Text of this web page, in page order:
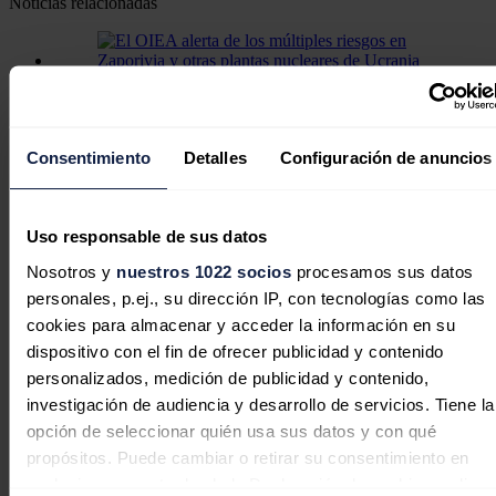
Consentimiento Detalles Configuración de anuncios
Uso responsable de sus datos
Nosotros y nuestros 1022 sociosprocesamos sus datos
personales, p.ej., su dirección IP, con tecnologías como las
cookies para almacenar y acceder la información en su
dispositivo con el fin de ofrecer publicidad y contenido
personalizados, medición de publicidad y contenido,
investigación de audiencia y desarrollo de servicios. Tiene la
opción de seleccionar quién usa sus datos y con qué
propósitos. Puede cambiar o retirar su consentimiento en
nucleares de Ucrania
Rusia acusa a Ucrania de intentar
atacar la central nuclear de Zaporiyia
con drones
Redacción30/07/2026